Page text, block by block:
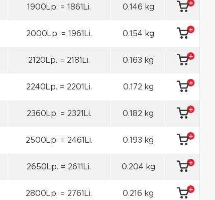
1900Lp. = 1861Li. 0.146 kg
2000Lp. = 1961Li. 0.154 kg
2120Lp. = 2181Li. 0.163 kg
2240Lp. = 2201Li. 0.172 kg
2360Lp. = 2321Li. 0.182 kg
2500Lp. = 2461Li. 0.193 kg
2650Lp. = 2611Li. 0.204 kg
2800Lp. = 2761Li. 0.216 kg